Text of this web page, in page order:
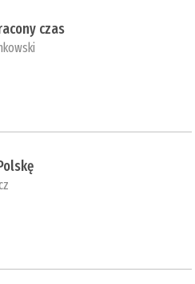
czas